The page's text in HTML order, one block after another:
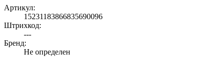
Артикул:
15231183866835690096
Штрихкод:
---
Бренд:
Не определен